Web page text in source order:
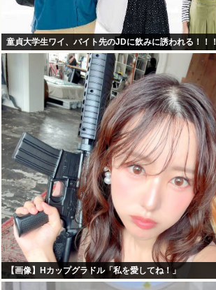
童貞大学生ワイ、バイト先のJDに飲みに誘われる！！！
【画像】Hカップグラドル「私を愛してね！」